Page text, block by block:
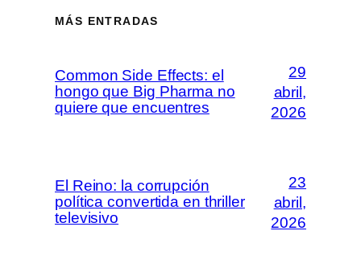
MÁS ENTRADAS
Common Side Effects: el
hongo que Big Pharma no
quiere que encuentres
29
abril,
2026
El Reino: la corrupción
política convertida en thriller
televisivo
23
abril,
2026